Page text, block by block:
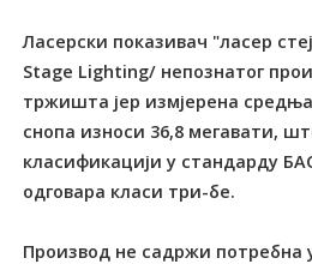
Ласерски показивач "ласер
Stage Lighting/ непознатог
тржишта јер измјерена средња
снопа износи 36,8 мегавати,
класификацији у стандарду
одговара класи три-бе.
Производ не садржи потребна